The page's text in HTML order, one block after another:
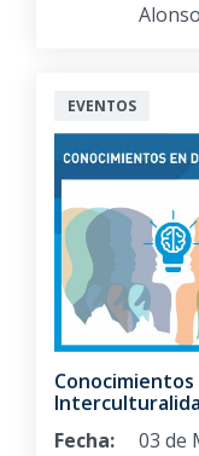
EVENTOS
Fecha:
03 de